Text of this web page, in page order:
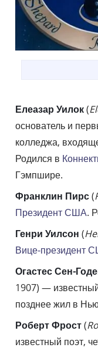
Елеазар Уилок(
основатель и
колледжа,
Родился в
Гэмпшире.
Франклин Пирс(
Президент США.
Генри Уилсон (
Вице-президент
Огастес Сен-
1907) —
позднее жил в
Роберт Фрост(
известный поэт,